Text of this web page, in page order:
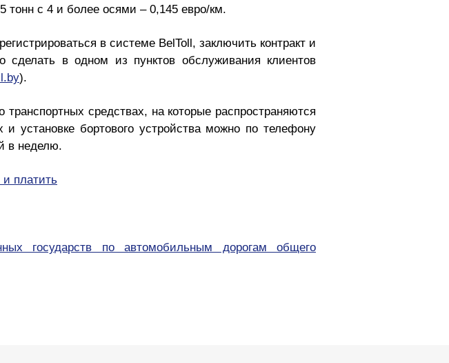
тонн с 4 и более осями – 0,145 евро/км.
в системе BelToll, заключить контракт и
сделать в одном из пунктов обслуживания клиентов
).
средствах, на которые распространяются
установке бортового устройства можно по телефону
в неделю.
и платить
государств по автомобильным дорогам общего